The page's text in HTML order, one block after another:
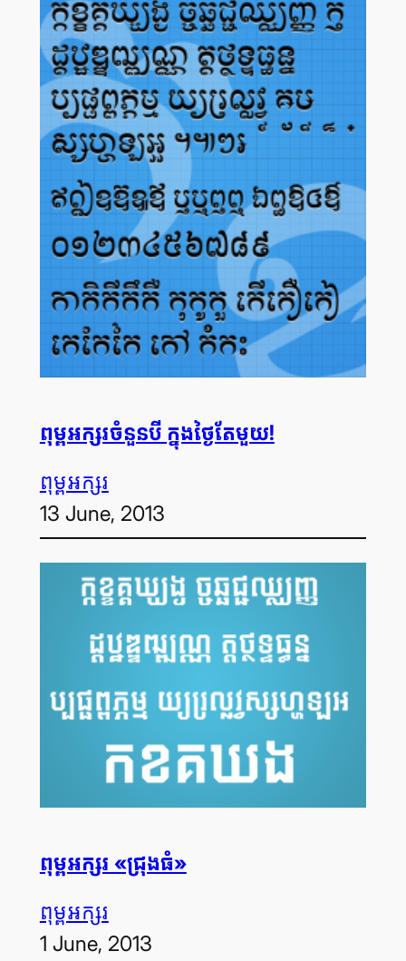
ពុម្ព​អក្សរចំនួនបី ក្នុង​ថ្ងៃ​តែមួយ!
ពុម្ព​អក្សរ
13 June, 2013
ពុម្ព​អក្សរ «ជ្រុង​ធំ»
ពុម្ព​អក្សរ
1 June, 2013